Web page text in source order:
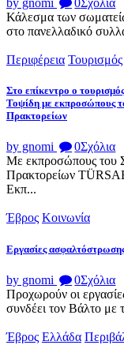
by gnomi 0Σχόλια
Κάλεσμα των
στο πανελλαδικό
Περιφέρεια Τουρισμός
Στο επίκεντρο ο
Τοψίδη με εκπροσώπους
Πρακτορείων
by gnomi 0Σχόλια
Με εκπροσώπους του
Πρακτορείων TÜRSAB
Εκπ...
Έβρος Κοινωνία
Εργασίες
by gnomi 0Σχόλια
Προχωρούν οι
συνδέει τον Βάλτο
Έβρος Ελλάδα